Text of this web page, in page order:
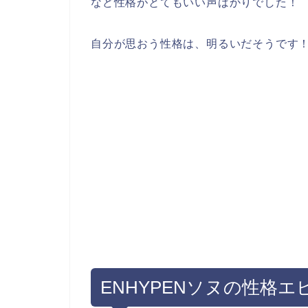
など性格がとてもいい声ばかりでした！
自分が思おう性格は、明るいだそうです！
ENHYPENソヌの性格エ